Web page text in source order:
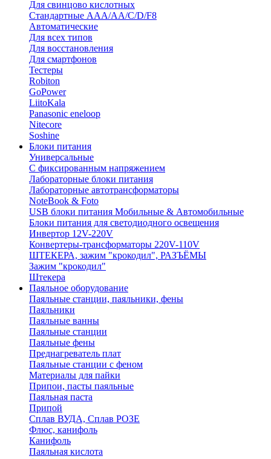
Для свинцово кислотных
Стандартные ААА/АА/С/D/F8
Автоматические
Для всех типов
Для восстановления
Для смартфонов
Тестеры
Robiton
GoPower
LiitoKala
Panasonic eneloop
Nitecore
Soshine
Блоки питания
Универсальные
C фиксированным напряжением
Лабораторные блоки питания
Лабораторные автотрансформаторы
NoteBook & Foto
USB блоки питания Мобильные & Автомобильные
Блоки питания для светодиодного освещения
Инвертор 12V-220V
Конвертеры-трансформаторы 220V-110V
ШТЕКЕРА, зажим "крокодил", РАЗЪЁМЫ
Зажим "крокодил"
Штекера
Паяльное оборудование
Паяльные станции, паяльники, фены
Паяльники
Паяльные ванны
Паяльные станции
Паяльные фены
Преднагреватель плат
Паяльные станции с феном
Материалы для пайки
Припои, пасты паяльные
Паяльная паста
Припой
Сплав ВУДА, Сплав РОЗЕ
Флюс, канифоль
Канифоль
Паяльная кислота